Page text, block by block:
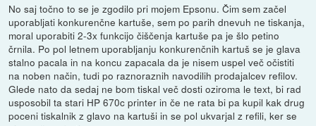
No saj točno to se je zgodilo pri mojem Epsonu. Čim sem začel
uporabljati konkurenčne kartuše, sem po parih dnevuh ne tiskanja,
moral uporabiti 2-3x funkcijo čiščenja kartuše pa je šlo petino
črnila. Po pol letnem uporabljanju konkurenčnih kartuš se je glava
stalno pacala in na koncu zapacala da je nisem uspel več očistiti
na noben način, tudi po raznoraznih navodilih prodajalcev refilov.
Glede nato da sedaj ne bom tiskal več dosti oziroma le text, bi rad
usposobil ta stari HP 670c printer in če ne rata bi pa kupil kak drug
poceni tiskalnik z glavo na kartuši in se pol ukvarjal z refili, ker se